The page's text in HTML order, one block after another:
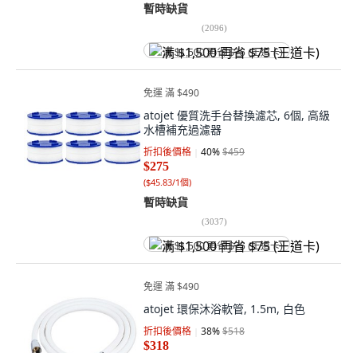
暫時缺貨
(2096)
满 $1,500 再省 $75 (王道卡)
免運 滿 $490
atojet 優質洗手台替換濾芯, 6個, 高級
水槽補充過濾器
折扣後價格 40%$459
$275
($45.83/1個)
暫時缺貨
(3037)
满 $1,500 再省 $75 (王道卡)
免運 滿 $490
atojet 環保沐浴軟管, 1.5m, 白色
折扣後價格 38%$518
$318